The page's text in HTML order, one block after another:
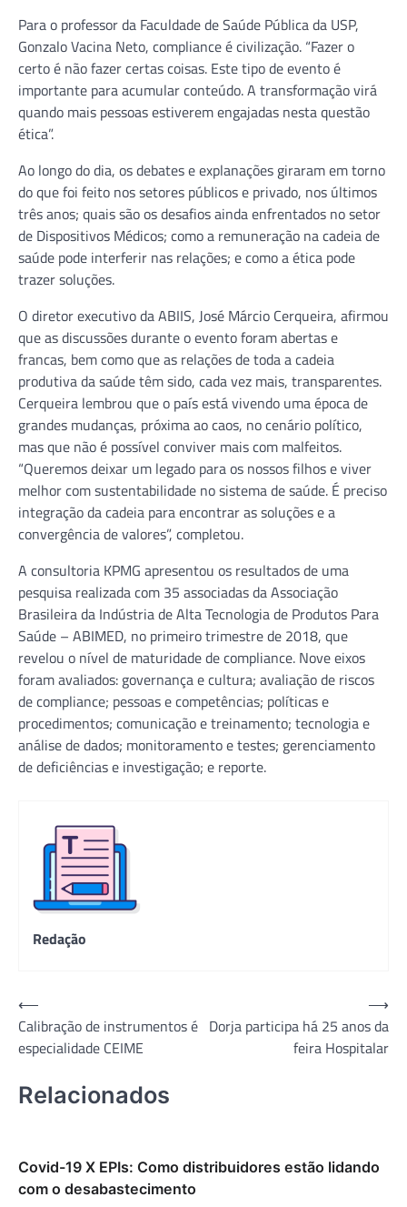
Para o professor da Faculdade de Saúde Pública da USP,
Gonzalo Vacina Neto, compliance é civilização. “Fazer o
certo é não fazer certas coisas. Este tipo de evento é
importante para acumular conteúdo. A transformação virá
quando mais pessoas estiverem engajadas nesta questão
ética”.
Ao longo do dia, os debates e explanações giraram em torno
do que foi feito nos setores públicos e privado, nos últimos
três anos; quais são os desafios ainda enfrentados no setor
de Dispositivos Médicos; como a remuneração na cadeia de
saúde pode interferir nas relações; e como a ética pode
trazer soluções.
O diretor executivo da ABIIS, José Márcio Cerqueira, afirmou
que as discussões durante o evento foram abertas e
francas, bem como que as relações de toda a cadeia
produtiva da saúde têm sido, cada vez mais, transparentes.
Cerqueira lembrou que o país está vivendo uma época de
grandes mudanças, próxima ao caos, no cenário político,
mas que não é possível conviver mais com malfeitos.
“Queremos deixar um legado para os nossos filhos e viver
melhor com sustentabilidade no sistema de saúde. É preciso
integração da cadeia para encontrar as soluções e a
convergência de valores”, completou.
A consultoria KPMG apresentou os resultados de uma
pesquisa realizada com 35 associadas da Associação
Brasileira da Indústria de Alta Tecnologia de Produtos Para
Saúde – ABIMED, no primeiro trimestre de 2018, que
revelou o nível de maturidade de compliance. Nove eixos
foram avaliados: governança e cultura; avaliação de riscos
de compliance; pessoas e competências; políticas e
procedimentos; comunicação e treinamento; tecnologia e
análise de dados; monitoramento e testes; gerenciamento
de deficiências e investigação; e reporte.
Redação
Navegação
de
Post
⟵
Calibração de instrumentos é
especialidade CEIME
Dorja participa há 25 anos da
feira Hospitalar
⟶
Relacionados
Covid-19 X EPIs: Como distribuidores estão lidando
com o desabastecimento